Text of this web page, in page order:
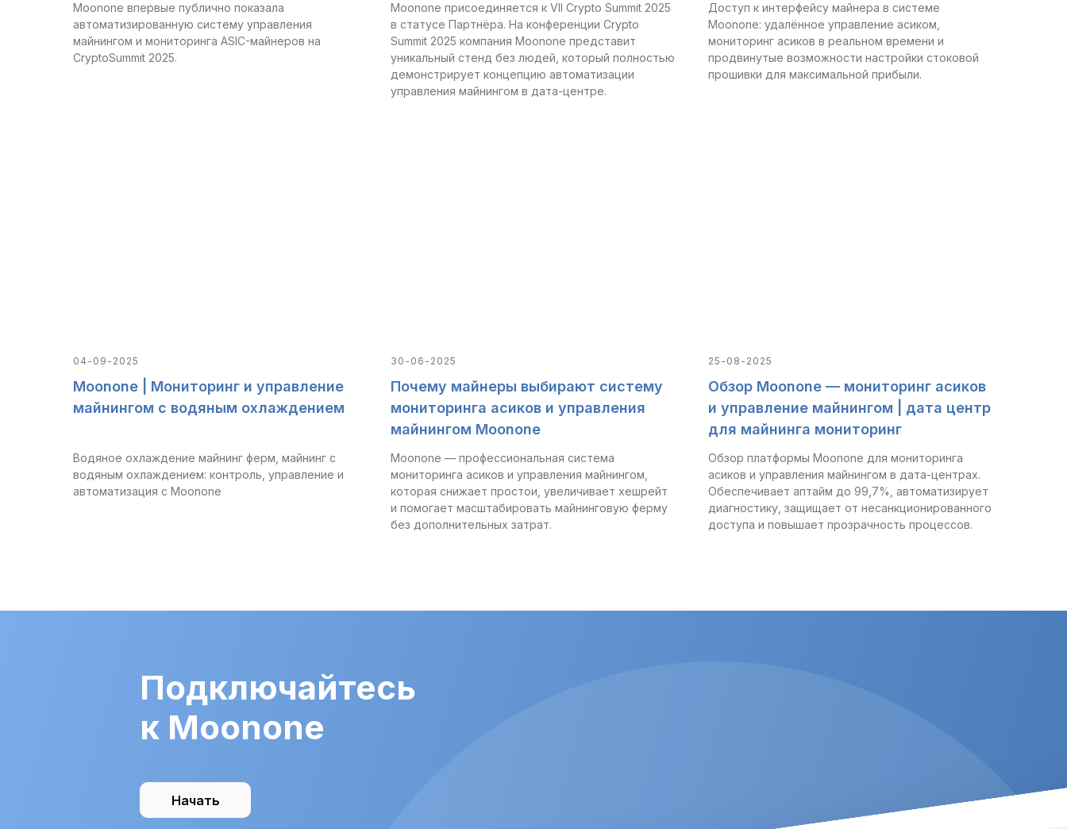
Moonone впервые публично показала
автоматизированную систему управления
майнингом и мониторинга ASIC-майнеров на
CryptoSummit 2025.
Moonone присоединяется к VII Crypto Summit 2025
в статусе Партнёра. На конференции Crypto
Summit 2025 компания Moonone представит
уникальный стенд без людей, который полностью
демонстрирует концепцию автоматизации
управления майнингом в дата-центре.
Доступ к интерфейсу майнера в системе
Moonone: удалённое управление асиком,
мониторинг асиков в реальном времени и
продвинутые возможности настройки стоковой
прошивки для максимальной прибыли.
04-09-2025
Moonone | Мониторинг и управление
майнингом с водяным охлаждением
Водяное охлаждение майнинг ферм, майнинг с
водяным охлаждением: контроль, управление и
автоматизация с Moonone
30-06-2025
Почему майнеры выбирают систему
мониторинга асиков и управления
майнингом Moonone
Moonone — профессиональная система
мониторинга асиков и управления майнингом,
которая снижает простои, увеличивает хешрейт
и помогает масштабировать майнинговую ферму
без дополнительных затрат.
25-08-2025
Обзор Moonone — мониторинг асиков
и управление майнингом | дата центр
для майнинга мониторинг
Обзор платформы Moonone для мониторинга
асиков и управления майнингом в дата-центрах.
Обеспечивает аптайм до 99,7%, автоматизирует
диагностику, защищает от несанкционированного
доступа и повышает прозрачность процессов.
Подключайтесь
к Moonone
Начать